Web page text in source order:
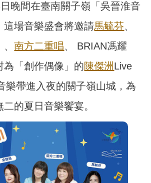
晚間在臺南關子嶺「吳晉淮音
這場音樂盛會將邀請馬毓芬、
、南方二重唱、 BRIAN馮耀
為「創作偶像」的陳傑洲Live
樂帶進入夜的關子嶺山城，為
的夏日音樂饗宴。